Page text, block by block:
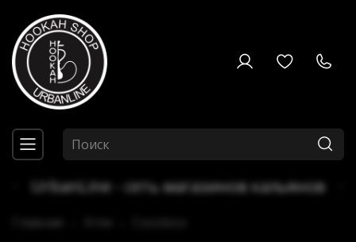
UrbanLine - сеть магазинов кальянов